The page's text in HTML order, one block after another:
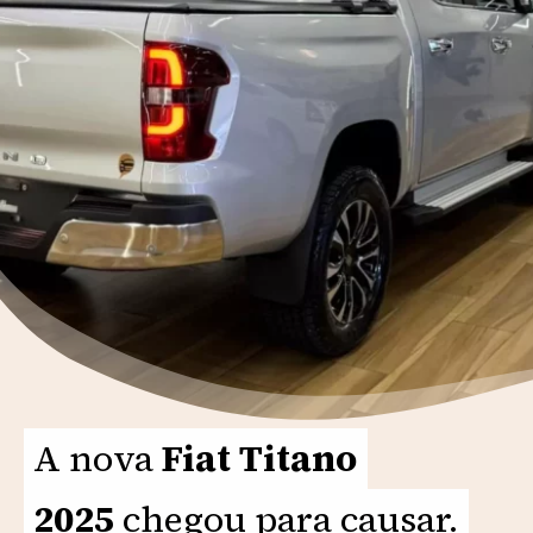
A novaFiat Titano
2025 chegou para causar.
A novaFiat Titano
2025 chegou para causar.